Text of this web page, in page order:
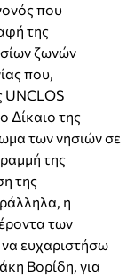
που
της
ζωνών
που,
UNCLOS
Δίκαιο της
των νησιών σε
της
της
η
των
να ευχαριστήσω
Βορίδη, για